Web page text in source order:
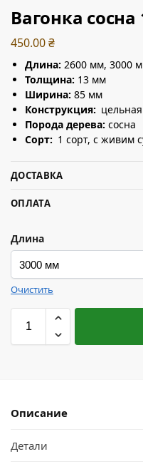
Вагонка
450.00₴
Длина: 2600 мм, 3000
Толщина: 13 мм
Ширина: 85 мм
Конструкция: цельная
Порода дерева: сосна
Сорт: 1 сорт, с живим
ДОСТАВКА
ОПЛАТА
Длина
Очистить
Описание
Детали